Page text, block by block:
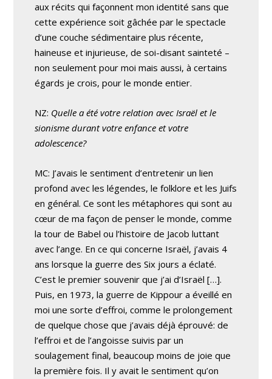
aux récits qui façonnent mon identité sans que
cette expérience soit gâchée par le spectacle
d’une couche sédimentaire plus récente,
haineuse et injurieuse, de soi-disant sainteté –
non seulement pour moi mais aussi, à certains
égards je crois, pour le monde entier.
NZ: Quelle a été votre relation avec Israël et le
sionisme durant votre enfance et votre
adolescence?
MC: J’avais le sentiment d’entretenir un lien
profond avec les légendes, le folklore et les Juifs
en général. Ce sont les métaphores qui sont au
cœur de ma façon de penser le monde, comme
la tour de Babel ou l’histoire de Jacob luttant
avec l’ange. En ce qui concerne Israël, j’avais 4
ans lorsque la guerre des Six jours a éclaté.
C’est le premier souvenir que j’ai d’Israël […].
Puis, en 1973, la guerre de Kippour a éveillé en
moi une sorte d’effroi, comme le prolongement
de quelque chose que j’avais déjà éprouvé: de
l’effroi et de l’angoisse suivis par un
soulagement final, beaucoup moins de joie que
la première fois. Il y avait le sentiment qu’on